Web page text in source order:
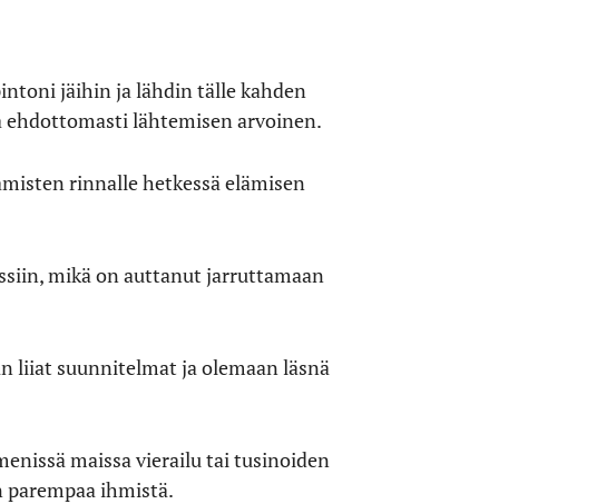
jäihin ja lähdin tälle kahden
ehdottomasti lähtemisen arvoinen.
rinnalle hetkessä elämisen
mikä on auttanut jarruttamaan
liiat suunnitelmat ja olemaan läsnä
maissa vierailu tai tusinoiden
ihmistä.